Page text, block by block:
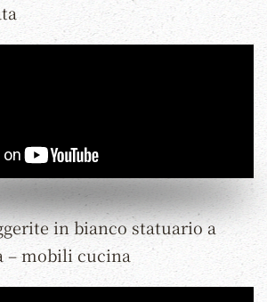
in bianco statuario a
– mobili cucina